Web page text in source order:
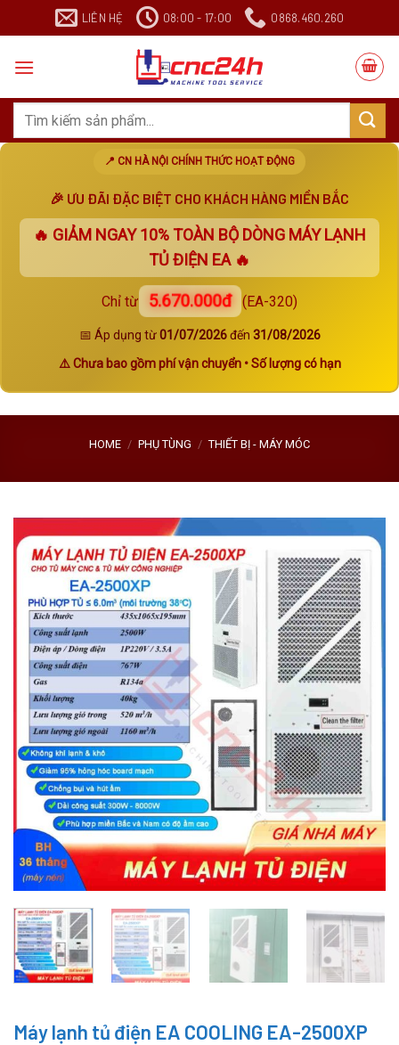
đến
dung
LIÊN HỆ 08:00 - 17:00 0868.460.260
Search
📍 CN HÀ NỘI CHÍNH THỨC HOẠT ĐỘNG
🎉 ƯU ĐÃI ĐẶC BIỆT CHO KHÁCH HÀNG MIỀN BẮC
🔥 GIẢM NGAY10% TOÀN BỘ DÒNG MÁY LẠNH
TỦ ĐIỆN EA 🔥
Chỉ từ 5.670.000đ (EA-320)
📅 Áp dụng từ01/07/2026đến 31/08/2026
⚠️ Chưa bao gồm phí vận chuyển • Số lượng có hạn
HOME / PHỤ TÙNG / THIẾT BỊ - MÁY MÓC
Máy lạnh tủ điện EA COOLING EA-2500XP